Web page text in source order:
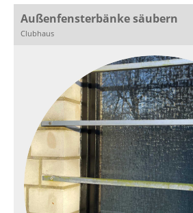
Außenfensterbänke säubern
Clubhaus